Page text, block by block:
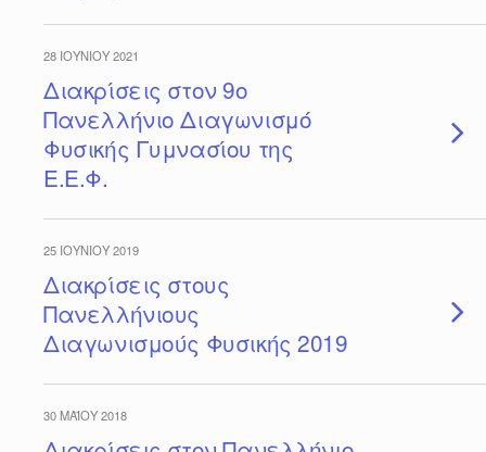
28 ΙΟΥΝΊΟΥ 2021
Διακρίσεις στον 9ο
Πανελλήνιο Διαγωνισμό
Φυσικής Γυμνασίου της
Ε.Ε.Φ.
25 ΙΟΥΝΊΟΥ 2019
Διακρίσεις στους
Πανελλήνιους
Διαγωνισμούς Φυσικής 2019
30 ΜΑΪ́ΟΥ 2018